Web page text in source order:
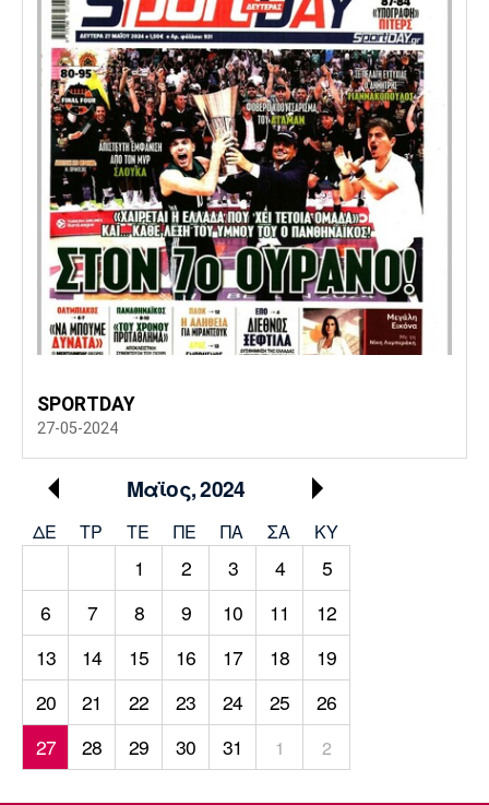
SPORTDAY
27-05-2024
Μαϊος, 2024
ΔΕ ΤΡ TΕ ΠΕ ΠΑ ΣΑ ΚΥ
1 2 3 4
5
6
7 8 9 10 11
12
13
14 15 16 17 18
19
20
21 22 23 24 25
26
27
28 29 30 31 1 2